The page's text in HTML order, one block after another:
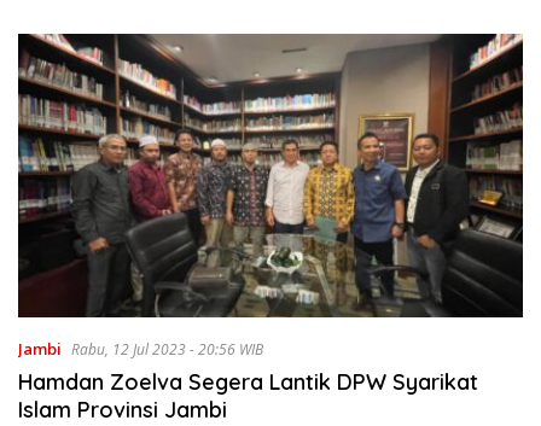
Jambi Rabu, 12 Jul 2023 - 20:56 WIB
Hamdan Zoelva Segera Lantik DPW Syarikat
Islam Provinsi Jambi